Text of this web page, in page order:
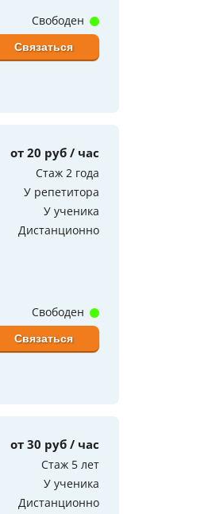
Свободен
Связаться
от 20 руб / час
Стаж 2 года
У репетитора
У ученика
Дистанционно
Свободен
Связаться
от 30 руб / час
Стаж 5 лет
У ученика
Дистанционно